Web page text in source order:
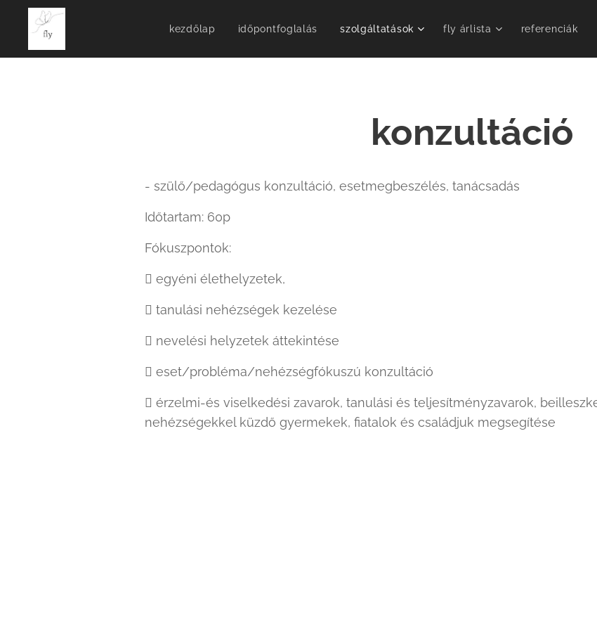
kezdőlap időpontfoglalás szolgáltatások fly árlista referenciák
konzultáció
- szülő/pedagógus konzultáció, esetmegbeszélés, tanácsadás
Időtartam: 60p
Fókuszpontok:
 egyéni élethelyzetek,
 tanulási nehézségek kezelése
 nevelési helyzetek áttekintése
 eset/probléma/nehézségfókuszú konzultáció
 érzelmi-és viselkedési zavarok, tanulási és teljesítményzavarok,
nehézségekkel küzdő gyermekek, fiatalok és családjuk megsegítése